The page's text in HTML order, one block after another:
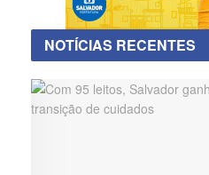
NOTÍCIAS RECENTES